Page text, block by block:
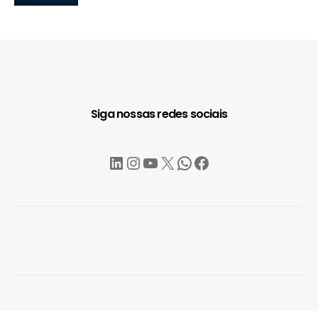
Siga nossas redes sociais
LinkedIn
Instagram
YouTube
X WhatsApp
Facebook